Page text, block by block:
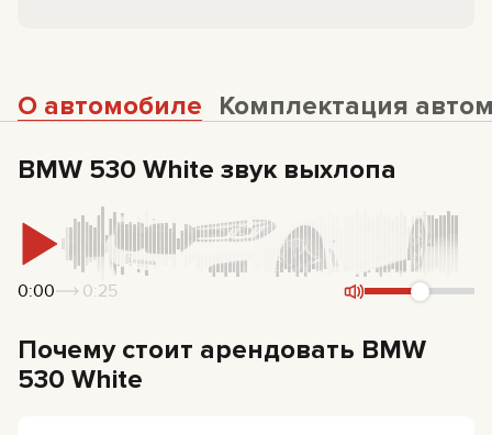
О автомобиле
Комплектация
BMW 530 White звук выхлопа
0:00 0:25
Почему стоит арендовать BMW
530 White